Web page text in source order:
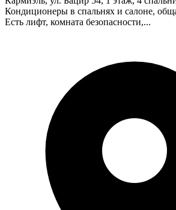
Кондиционеры в спальнях и салоне,
Есть лифт, комната безопасности,...